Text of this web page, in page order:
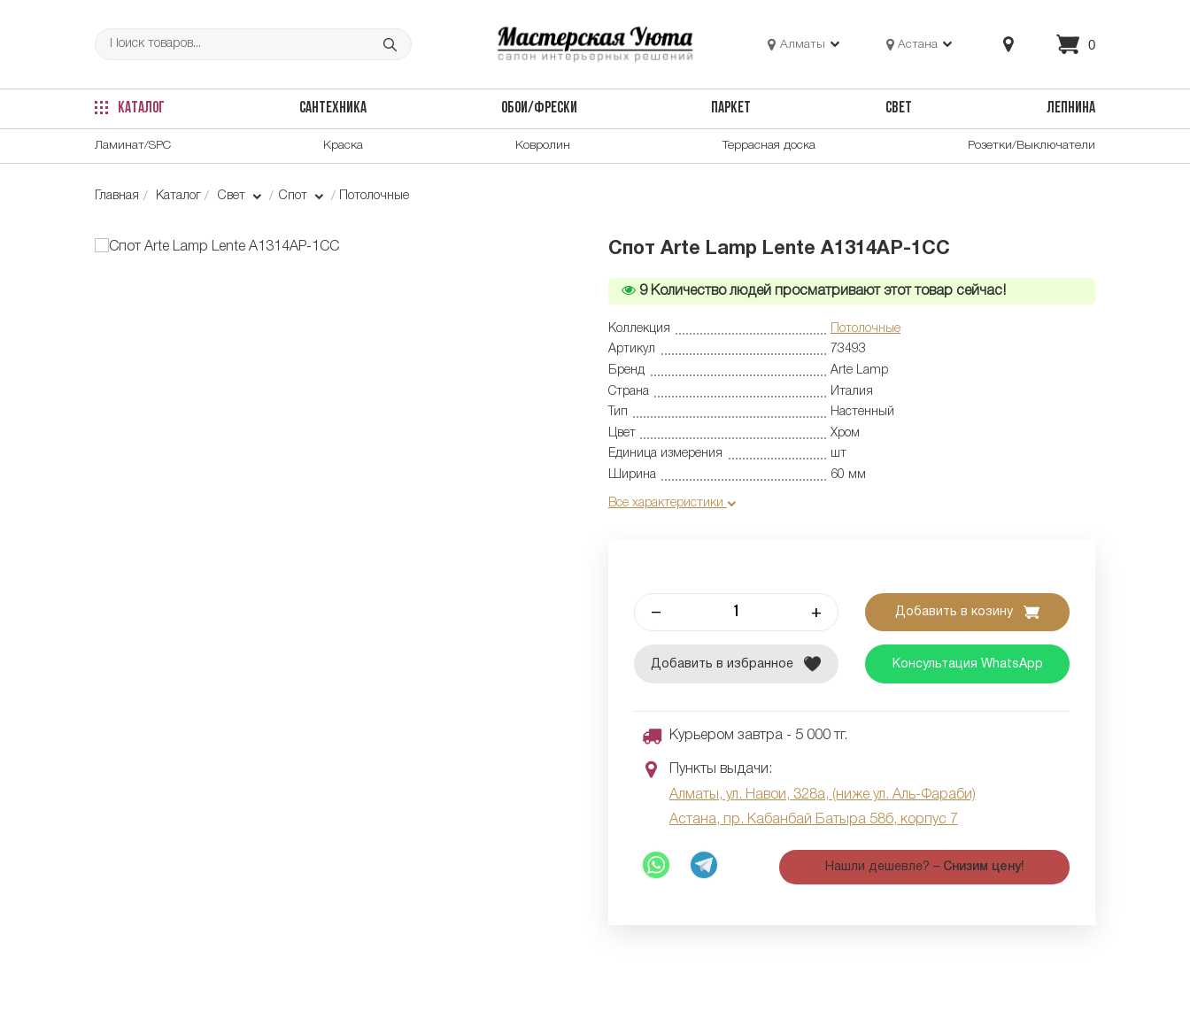
Алматы Астана 0
КАТАЛОГ САНТЕХНИКА ОБОИ/ФРЕСКИ ПАРКЕТ СВЕТ ЛЕПНИНА
Ламинат/SPC Краска Ковролин Террасная доска Розетки/Выключатели
Главная Каталог Свет Спот Потолочные
Cпот Arte Lamp Lente A1314AP-1CC
9Количество людей просматривают этот товар сейчас!
Коллекция
Потолочные
Артикул
73493
Бренд
Arte Lamp
Страна
Италия
Тип
Настенный
Цвет
Хром
Единица измерения
шт
Ширина
60 мм
Все характеристики
– + Добавить в козину
Добавить в избранное Консультация WhatsApp
Курьером завтра - 5 000 тг.
Пункты выдачи:
Алматы, ул. Навои, 328а, (ниже ул. Аль-Фараби)
Астана, пр. Кабанбай Батыра 58б, корпус 7
Нашли дешевле? – Снизим цену!